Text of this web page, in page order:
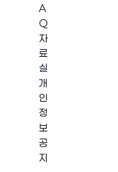
A
Q
자
료
실
개
인
정
보
공
지